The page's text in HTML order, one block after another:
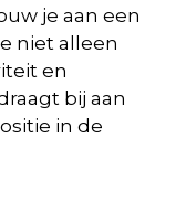
je aan een
niet alleen
en
bij aan
in de